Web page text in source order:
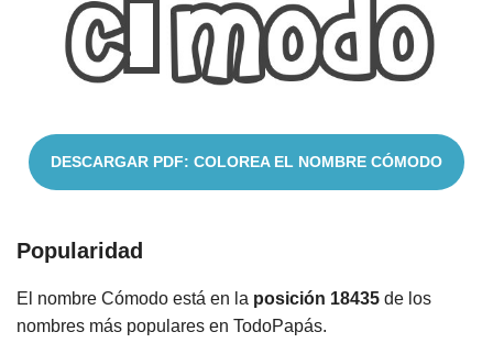
DESCARGAR PDF: COLOREA EL NOMBRE CÓMODO
Popularidad
El nombre Cómodo está en la posición 18435 de los
nombres más populares en TodoPapás.